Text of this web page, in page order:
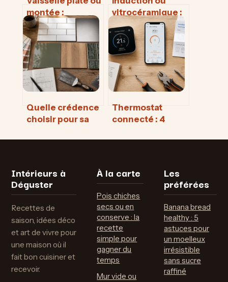
montée :
comprendre les
distinctions
techniques et
historiques d’un
art quotidien
vitrocéramique :
le comparatif
pour choisir votre
plaque de
cuisson
Quelle crédence
choisir pour sa
matériaux, 3
Thermostat
connecté : 4
techniques pour
économies
Intérieurs à
Déguster
Recettes de
saison, idées déco
et art de vivre pour
une maison où il
fait bon cuisiner et
recevoir.
À la carte
Pois chiches
secs ou en
conserve : la
recette
simple pour
gagner du
temps
Mur vide ou
Les
préférées
Banana bread
healthy : 5
astuces pour
un moelleux
irrésistible
sans sucre
raffiné